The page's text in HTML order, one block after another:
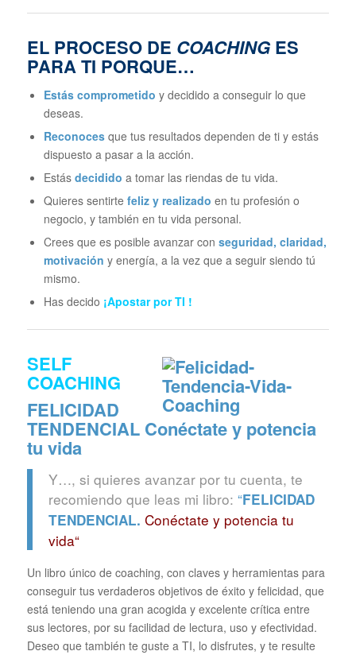
EL PROCESO DE COACHINGES
PARA TI PORQUE…
Estás comprometido y decidido a conseguir lo que
deseas.
Reconoces que tus resultados dependen de ti y estás
dispuesto a pasar a la acción.
Estás decidido a tomar las riendas de tu vida.
Quieres sentirte feliz y realizado en tu profesión o
negocio, y también en tu vida personal.
Crees que es posible avanzar con seguridad, claridad,
motivación y energía, a la vez que a seguir siendo tú
mismo.
Has decido ¡Apostar por TI !
SELF
COACHING
FELICIDAD
TENDENCIAL Conéctate y potencia
tu vida
Y…, si quieres avanzar por tu cuenta, te
recomiendo que leas mi libro: “FELICIDAD
TENDENCIAL. Conéctate y potencia tu
vida“
Un libro único de coaching, con claves y herramientas para
conseguir tus verdaderos objetivos de éxito y felicidad, que
está teniendo una gran acogida y excelente crítica entre
sus lectores, por su facilidad de lectura, uso y efectividad.
Deseo que también te guste a TI, lo disfrutes, y te resulte